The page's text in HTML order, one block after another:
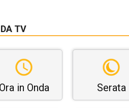
TV
Ora in Onda Serata